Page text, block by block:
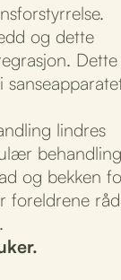
og dette
Dette
lindres
behandling
og bekken
foreldrene